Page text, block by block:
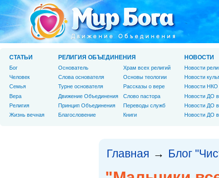
Главная → Блог
СТАТЬИ
Бог
Человек
Cемья
Вера
Религия
Жизнь вечная
РЕЛИГИЯ ОБЪЕДИНЕНИЯ
Основатель
Слова основателя
Турне основателя
Движение Объединения
Принцип Объединения
Благословение
Храм всех религий
Основы теологии
Рассказы о вере
Слово пастора
Переводы служб
Книги
НОВОСТИ
Новости
Новости
Новости НКО
Новости ДО
Новости ДО
Новости ДО